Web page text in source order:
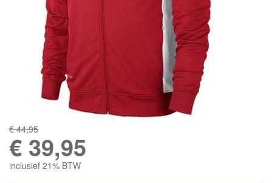
€ 44,95
€ 39,95
inclusief 21% BTW